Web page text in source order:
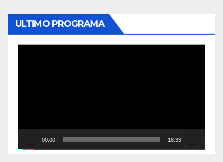
ULTIMO PROGRAMA
00:00 18:33